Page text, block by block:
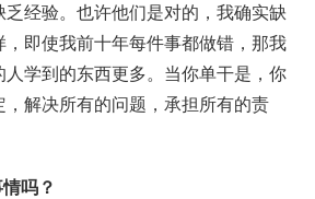
乏经验。也许他们是对的，我确实缺
，即使我前十年每件事都做错，那我
人学到的东西更多。当你单干是，你
，解决所有的问题，承担所有的责
吗？